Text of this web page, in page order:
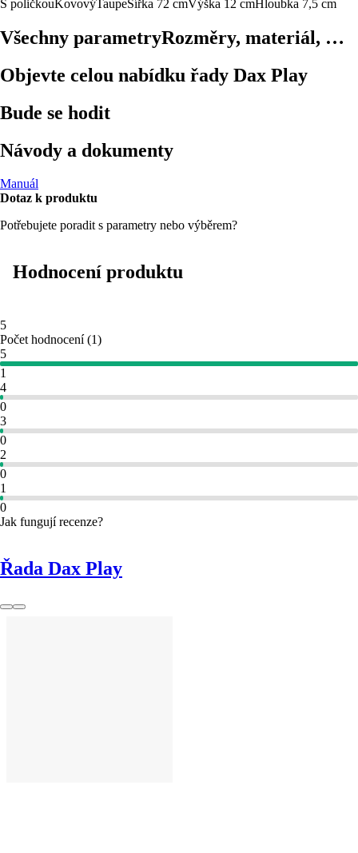
S poličkouKovovýTaupeŠířka 72 cmVýška 12 cmHloubka 7,5 cm
Všechny parametryRozměry, materiál, …
Objevte celou nabídku řady Dax Play
Bude se hodit
Návody a dokumenty
Manuál
Dotaz k produktu
Potřebujete poradit s parametry nebo výběrem?
Hodnocení produktu
5
Počet hodnocení(1)
5
1
4
0
3
0
2
0
1
0
Jak fungují recenze?
Řada Dax Play